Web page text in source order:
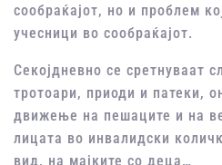
сообраќајот, но и проблем
учесници во сообраќајот.
Секојдневно се сретнуваат
тротоари, приоди и патеки,
движење на пешаците и на
лицата во инвалидски
вид, на мајките со деца…